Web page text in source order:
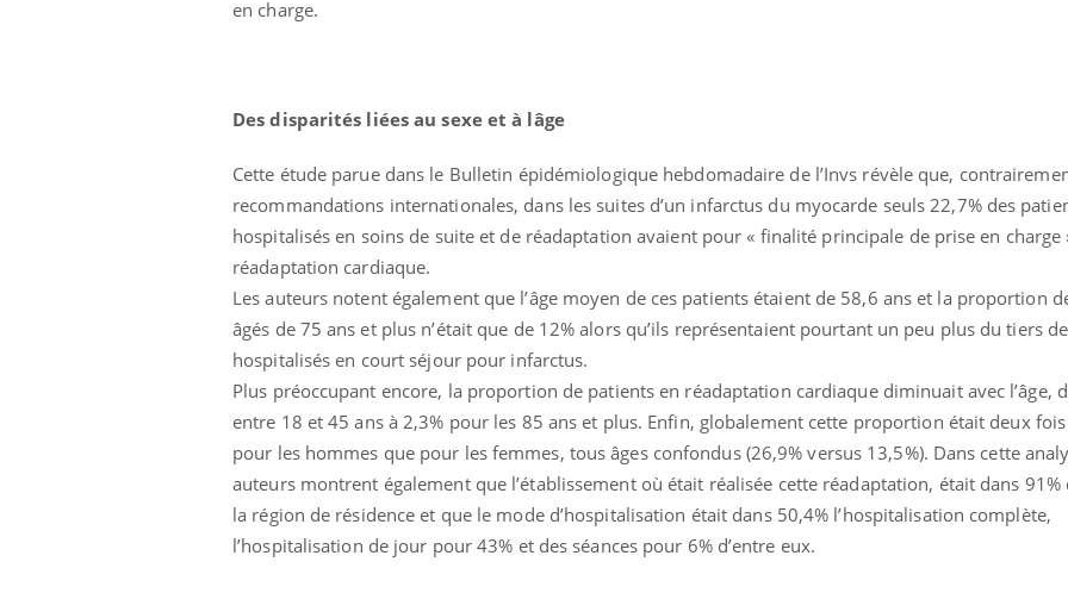
en charge.
Des disparités liées au sexe et à lâge
Cette étude parue dans le Bulletin épidémiologique hebdomadaire de l’Invs révèle que,
recommandations internationales, dans les suites d’un infarctus du myocarde seuls 22,7% des
hospitalisés en soins de suite et de réadaptation avaient pour « finalité principale de prise en charge
réadaptation cardiaque.
Les auteurs notent également que l’âge moyen de ces patients étaient de 58,6 ans et la proportion
âgés de 75 ans et plus n’était que de 12% alors qu’ils représentaient pourtant un peu plus du tiers
hospitalisés en court séjour pour infarctus.
Plus préoccupant encore, la proportion de patients en réadaptation cardiaque diminuait avec l’âge,
entre 18 et 45 ans à 2,3% pour les 85 ans et plus. Enfin, globalement cette proportion était deux
pour les hommes que pour les femmes, tous âges confondus (26,9% versus 13,5%). Dans cette
auteurs montrent également que l’établissement où était réalisée cette réadaptation, était dans 91%
la région de résidence et que le mode d’hospitalisation était dans 50,4% l’hospitalisation complète,
l’hospitalisation de jour pour 43% et des séances pour 6% d’entre eux.
Légionellose en Suisse :
contamination ?
Allergies alimentaires :
une nouvelle arme contre
les réactions sévères
bientôt faire
TDAH : quel est ce